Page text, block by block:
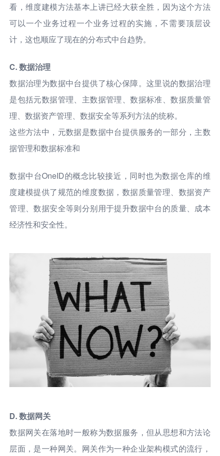
看，维度建模方法基本上讲已经大获全胜，因为这个方法
可以一个业务过程一个业务过程的实施，不需要顶层设
计，这也顺应了现在的分布式中台趋势。
C. 数据治理
数据治理为数据中台提供了核心保障。这里说的数据治理
是包括元数据管理、主数据管理、数据标准、数据质量管
理、数据资产管理、数据安全等系列方法的统称。
这些方法中，元数据是数据中台提供服务的一部分，主数
据管理和数据标准和
数据中台OneID的概念比较接近，同时也为数据仓库的维
度建模提供了规范的维度数据，数据质量管理、数据资产
管理、数据安全等则分别用于提升数据中台的质量、成本
经济性和安全性。
D. 数据网关
数据网关在落地时一般称为数据服务，但从思想和方法论
层面，是一种网关。网关作为一种企业架构模式的流行，